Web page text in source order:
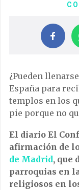
¿Pueden
España para
templos en los
pie porque no
El diario El
afirmación de
de Madrid, que
parroquias en
religiosos en